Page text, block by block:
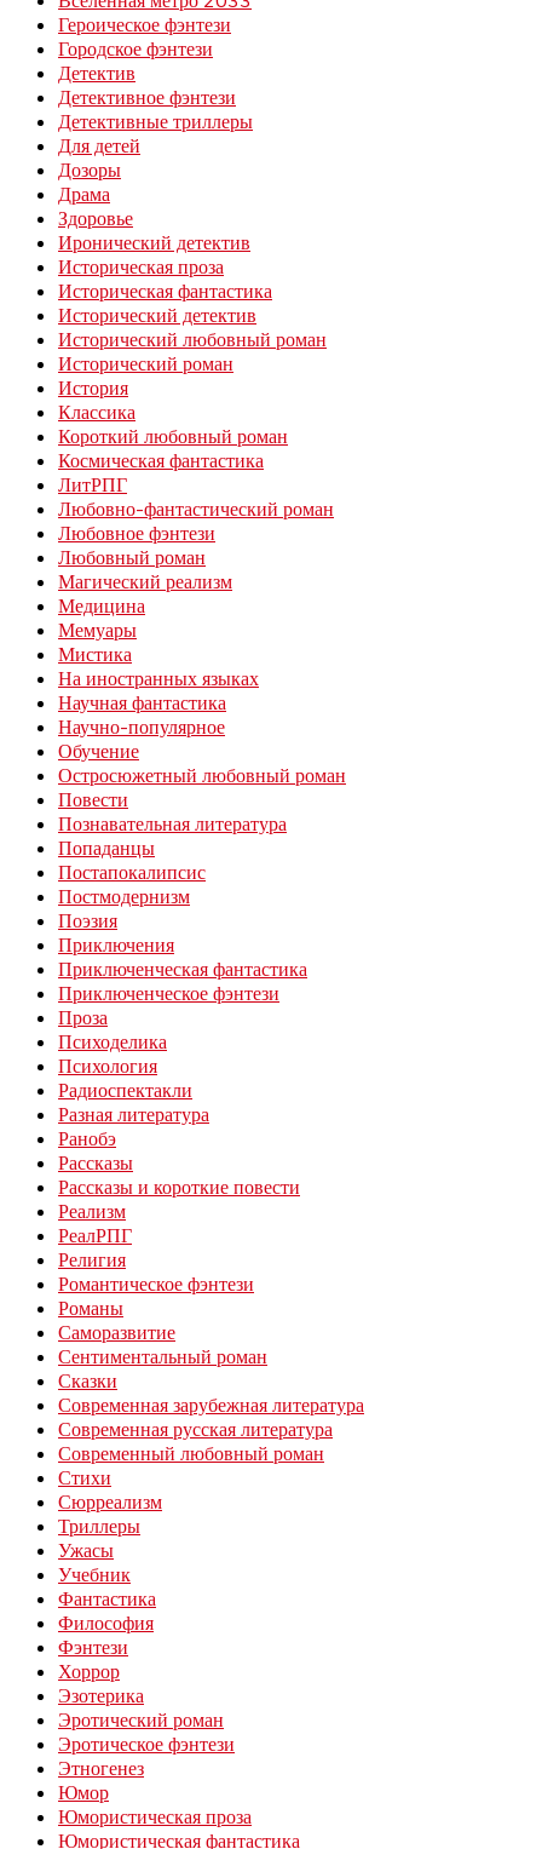
Героическое фэнтези
Городское фэнтези
Детектив
Детективное фэнтези
Детективные триллеры
Для детей
Дозоры
Драма
Здоровье
Иронический детектив
Историческая проза
Историческая фантастика
Исторический детектив
Исторический любовный роман
Исторический роман
История
Классика
Короткий любовный роман
Космическая фантастика
ЛитРПГ
Любовно-фантастический роман
Любовное фэнтези
Любовный роман
Магический реализм
Медицина
Мемуары
Мистика
На иностранных языках
Научная фантастика
Научно-популярное
Обучение
Остросюжетный любовный роман
Повести
Познавательная литература
Попаданцы
Постапокалипсис
Постмодернизм
Поэзия
Приключения
Приключенческая фантастика
Приключенческое фэнтези
Проза
Психоделика
Психология
Радиоспектакли
Разная литература
Ранобэ
Рассказы
Рассказы и короткие повести
Реализм
РеалРПГ
Религия
Романтическое фэнтези
Романы
Саморазвитие
Сентиментальный роман
Сказки
Современная зарубежная литература
Современная русская литература
Современный любовный роман
Стихи
Сюрреализм
Триллеры
Ужасы
Учебник
Фантастика
Философия
Фэнтези
Хоррор
Эзотерика
Эротический роман
Эротическое фэнтези
Этногенез
Юмор
Юмористическая проза
Юмористическая фантастика